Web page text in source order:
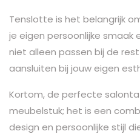
Tenslotte is het belangrijk
je eigen persoonlijke smaak
niet alleen passen bij de
aansluiten bij jouw eigen
Kortom, de perfecte
meubelstuk; het is een
design en persoonlijke stijl